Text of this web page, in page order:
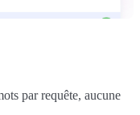
par requête, aucune